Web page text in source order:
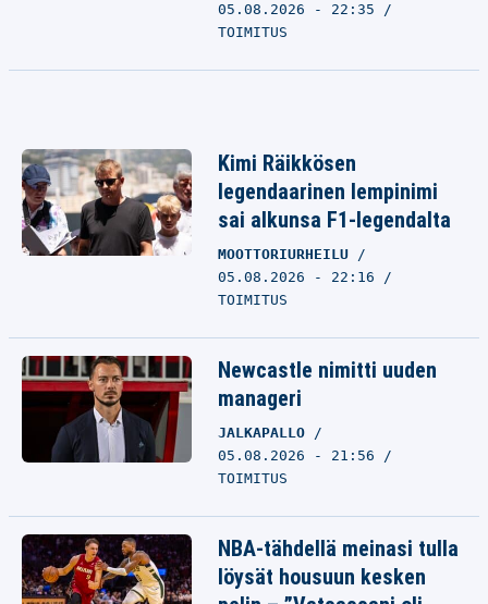
05.08.2026 - 22:35
TOIMITUS
Kimi Räikkösen
legendaarinen lempinimi
sai alkunsa F1-legendalta
MOOTTORIURHEILU
05.08.2026 - 22:16
TOIMITUS
Newcastle nimitti uuden
manageri
JALKAPALLO
05.08.2026 - 21:56
TOIMITUS
NBA-tähdellä meinasi tulla
löysät housuun kesken